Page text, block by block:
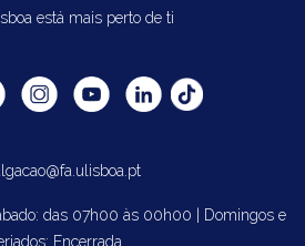
está mais perto de ti
das 07h00 às 00h00 | Domingos e
Encerrada